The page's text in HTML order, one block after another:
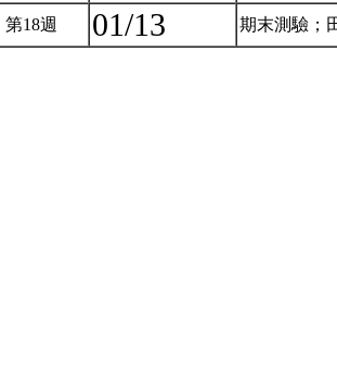
第18週 01/13 期末測驗；